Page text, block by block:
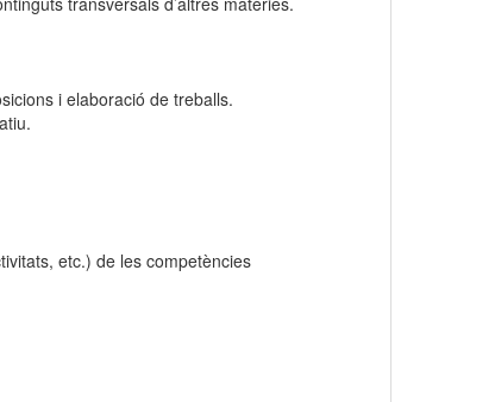
i elaboració de treballs.
etc.) de les competències